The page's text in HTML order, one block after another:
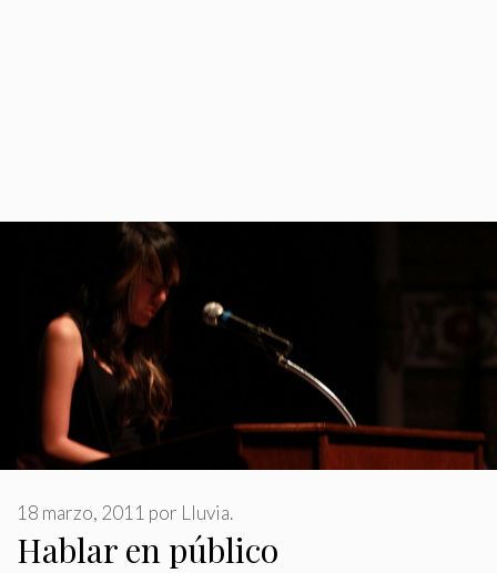
Hablar en público
18 marzo, 2011 por Lluvia.